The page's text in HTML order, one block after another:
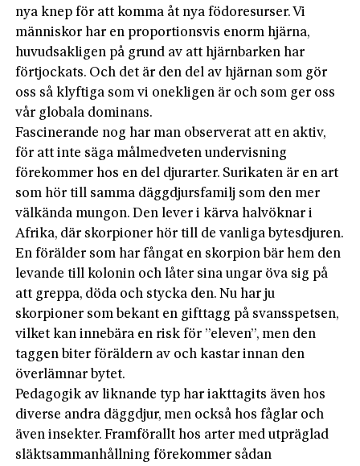
nya knep för att komma åt nya födoresurser. Vi
människor har en proportionsvis enorm hjärna,
huvudsakligen på grund av att hjärnbarken har
förtjockats. Och det är den del av hjärnan som gör
oss så klyftiga som vi onekligen är och som ger oss
vår globala dominans.
Fascinerande nog har man observerat att en aktiv,
för att inte säga målmedveten undervisning
förekommer hos en del djurarter. Surikaten är en art
som hör till samma däggdjursfamilj som den mer
välkända mungon. Den lever i kärva halvöknar i
Afrika, där skorpioner hör till de vanliga bytesdjuren.
En förälder som har fångat en skorpion bär hem den
levande till kolonin och låter sina ungar öva sig på
att greppa, döda och stycka den. Nu har ju
skorpioner som bekant en gifttagg på svansspetsen,
vilket kan innebära en risk för ”eleven”, men den
taggen biter föräldern av och kastar innan den
överlämnar bytet.
Pedagogik av liknande typ har iakttagits även hos
diverse andra däggdjur, men också hos fåglar och
även insekter. Framförallt hos arter med utpräglad
släktsammanhållning förekommer sådan